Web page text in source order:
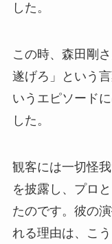
した。
この時、森田剛
遂げろ」という
いうエピソード
した。
観客には一切怪
を披露し、プロ
たのです。彼の
れる理由は、こ